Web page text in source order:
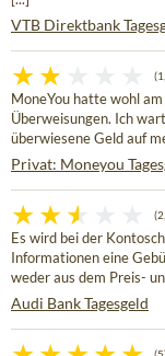
VTB Direktbank
MoneYou hatte wohl
Überweisungen. Ich
überwiesene Geld auf
Privat: Moneyou
Es wird bei der
Informationen eine
weder aus dem Preis-
Audi Bank Tagesgeld